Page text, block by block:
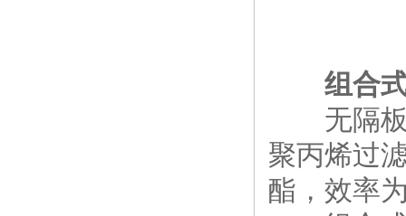
组合
无隔板
聚丙烯过
酯，效率